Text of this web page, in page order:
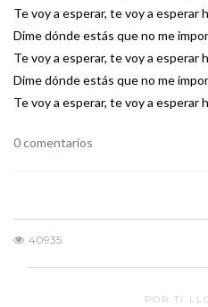
Te voy a esperar, te voy a esperar
Dime dónde estás que no me
Te voy a esperar, te voy a esperar
Dime dónde estás que no me
Te voy a esperar, te voy a esperar
0 comentarios
40935
POR TI